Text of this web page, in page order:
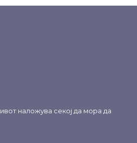
наложува секој да мора да